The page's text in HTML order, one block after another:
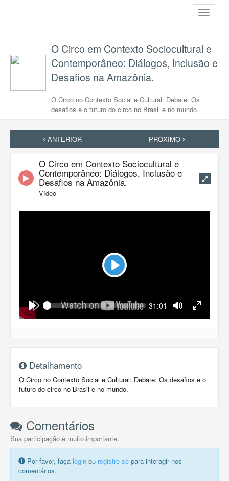
Toggle
O Circo em Contexto Sociocultural e
Contemporâneo: Diálogos, Inclusão e
Desafios na Amazônia.
O Circo no Contexto Social e Cultural: Debate: Os
desafios e o futuro do circo no Brasil e no mundo.
ANTERIOR PRÓXIMO
O Circo em Contexto Sociocultural e
Contemporâneo: Diálogos, Inclusão e
Desafios na Amazônia.
Vídeo
Play
Play
Seek Current
31:01
Mute Fullscreen
Detalhamento
O Circo no Contexto Social e Cultural: Debate: Os desafios e o
futuro do circo no Brasil e no mundo.
Comentários
Sua participação é muito importante.
Por favor, faça login ou registre-se para interagir nos
comentários.